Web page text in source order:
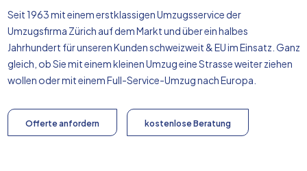
Seit 1963 mit einem erstklassigen Umzugsservice der
Umzugsfirma Zürich auf dem Markt und über ein halbes
Jahrhundert für unseren Kunden schweizweit & EU im Einsatz. Ganz
gleich, ob Sie mit einem kleinen Umzug eine Strasse weiter ziehen
wollen oder mit einem Full-Service-Umzug nachEuropa
Offerte anfordern kostenlose Beratung